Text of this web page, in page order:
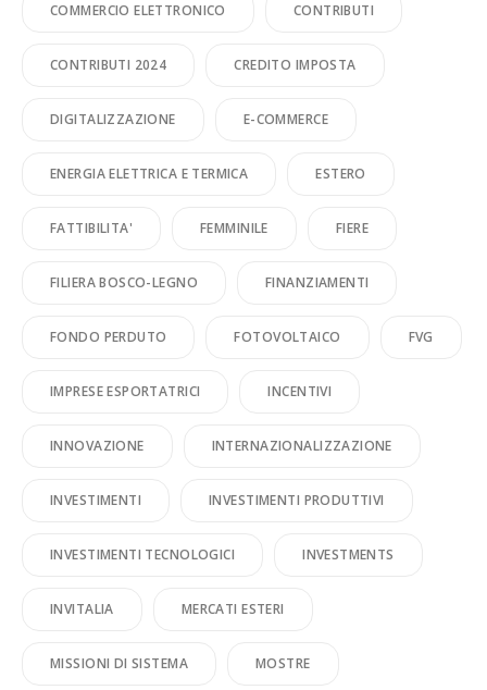
COMMERCIO ELETTRONICO CONTRIBUTI
CONTRIBUTI 2024 CREDITO IMPOSTA
DIGITALIZZAZIONE E-COMMERCE
ENERGIA ELETTRICA E TERMICA ESTERO
FATTIBILITA' FEMMINILE FIERE
FILIERA BOSCO-LEGNO FINANZIAMENTI
FONDO PERDUTO FOTOVOLTAICO FVG
IMPRESE ESPORTATRICI INCENTIVI
INNOVAZIONE INTERNAZIONALIZZAZIONE
INVESTIMENTI INVESTIMENTI PRODUTTIVI
INVESTIMENTI TECNOLOGICI INVESTMENTS
INVITALIA MERCATI ESTERI
MISSIONI DI SISTEMA MOSTRE